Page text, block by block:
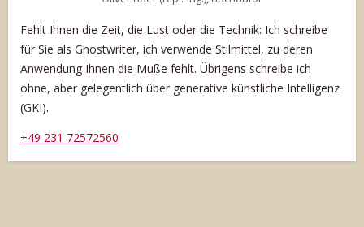
Fehlt Ihnen die Zeit, die Lust oder die Technik: Ich schreibe
für Sie als Ghostwriter, ich verwende Stilmittel, zu deren
Anwendung Ihnen die Muße fehlt. Übrigens schreibe ich
ohne, aber gelegentlich über generative künstliche Intelligenz
(GKI).
+49 231 72572560